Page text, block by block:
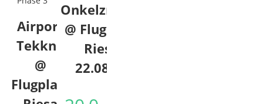
Airport
Tekkno
@
Flugplatz
Onkelznacht
@ Flugplatz
Riesa
22.08.26